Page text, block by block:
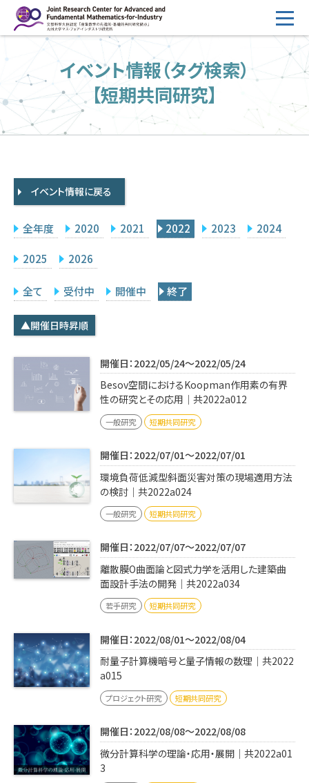
ン
へ
ス
キ
HOME
概要
運営
2026年度公募
採択研究・報告書一覧
イベント情報
研究代表者専用 委員専用
学内専用
Q&A
アクセス・お問合せ
メルマガ
IMI本サイトへ
イベント情報（タグ検索）
【短期共同研究】
イベント情報に戻る
全年度 2020 2021 2022 2023 2024
2025 2026
全て 受付中 開催中 終了
▲開催日時昇順
開催日：2022/05/24～2022/05/24
Besov空間におけるKoopman作用素の有界
性の研究とその応用｜共2022a012
一般研究 短期共同研究
開催日：2022/07/01～2022/07/01
環境負荷低減型斜面災害対策の現場適用方法
の検討｜共2022a024
一般研究 短期共同研究
開催日：2022/07/07～2022/07/07
離散膜O曲面論と図式力学を活用した建築曲
面設計手法の開発｜共2022a034
若手研究 短期共同研究
開催日：2022/08/01～2022/08/04
耐量子計算機暗号と量子情報の数理｜共2022
a015
プロジェクト研究 短期共同研究
開催日：2022/08/08～2022/08/08
微分計算科学の理論・応用・展開｜共2022a01
3